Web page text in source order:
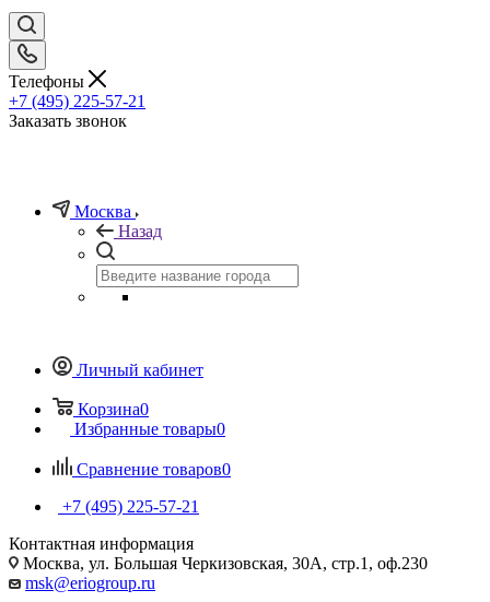
Телефоны
+7 (495) 225-57-21
Заказать звонок
Москва
Назад
Личный кабинет
Корзина0
Избранные товары0
Сравнение товаров0
+7 (495) 225-57-21
Контактная информация
Москва, ул. Большая Черкизовская, 30А, стр.1, оф.230
msk@eriogroup.ru